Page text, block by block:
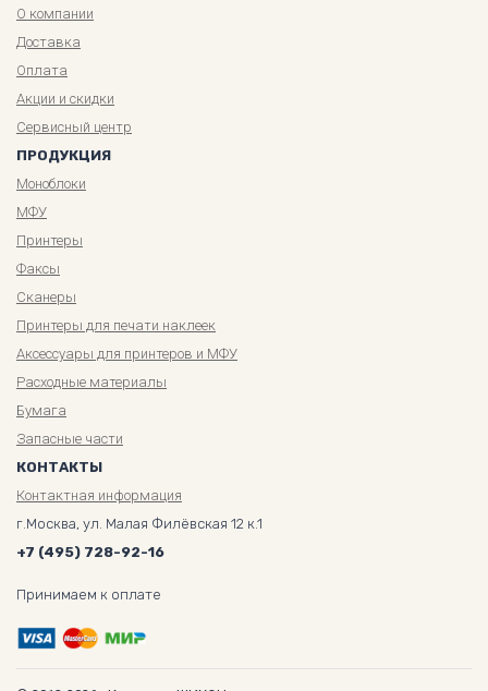
О компании
Доставка
Оплата
Акции и скидки
Сервисный центр
ПРОДУКЦИЯ
Моноблоки
МФУ
Принтеры
Факсы
Сканеры
Принтеры для печати наклеек
Аксессуары для принтеров и МФУ
Расходные материалы
Бумага
Запасные части
КОНТАКТЫ
Контактная информация
г.Москва, ул. Малая Филёвская 12 к.1
+7 (495) 728-92-16
Принимаем к оплате